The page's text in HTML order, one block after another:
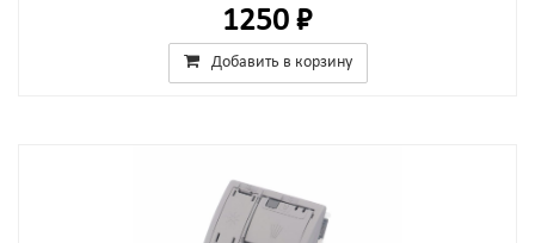
1250 ₽
Добавить в корзину